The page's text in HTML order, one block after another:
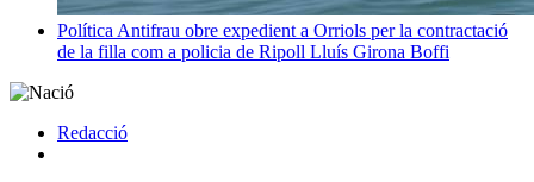
Política Antifrau obre expedient a Orriols per la contractació
de la filla com a policia de Ripoll Lluís Girona Boffi
Redacció